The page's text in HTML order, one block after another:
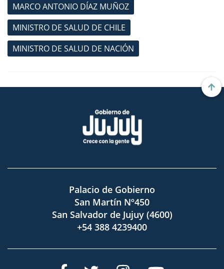
MARCO ANTONIO DÍAZ MUÑOZ
MINISTRO DE SALUD DE CHILE
MINISTRO DE SALUD DE NACIÓN
Palacio de Gobierno
San Martín Nº450
San Salvador de Jujuy (4600)
+54 388 4239400